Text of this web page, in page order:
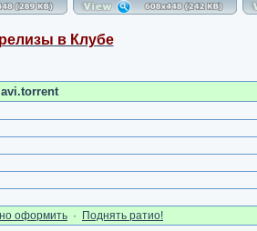
в Клубе
оформить · Поднять ратио!